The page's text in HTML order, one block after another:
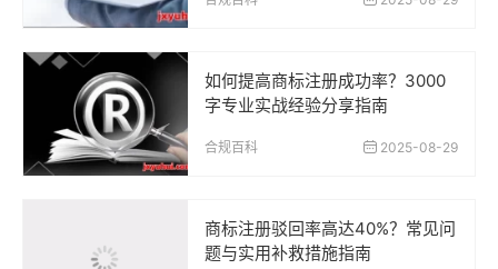
如何提高商标注册成功率？3000
字专业实战经验分享指南
合规百科 2025-08-29
商标注册驳回率高达40%？常见问
题与实用补救措施指南